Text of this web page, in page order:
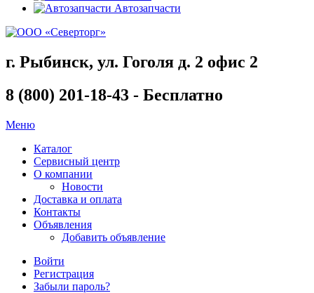
Автозапчасти
г. Рыбинск, ул. Гоголя д. 2 офис 2
8 (800) 201-18-43 - Бесплатно
Меню
Каталог
Сервисный центр
О компании
Новости
Доставка и оплата
Контакты
Объявления
Добавить объявление
Войти
Регистрация
Забыли пароль?